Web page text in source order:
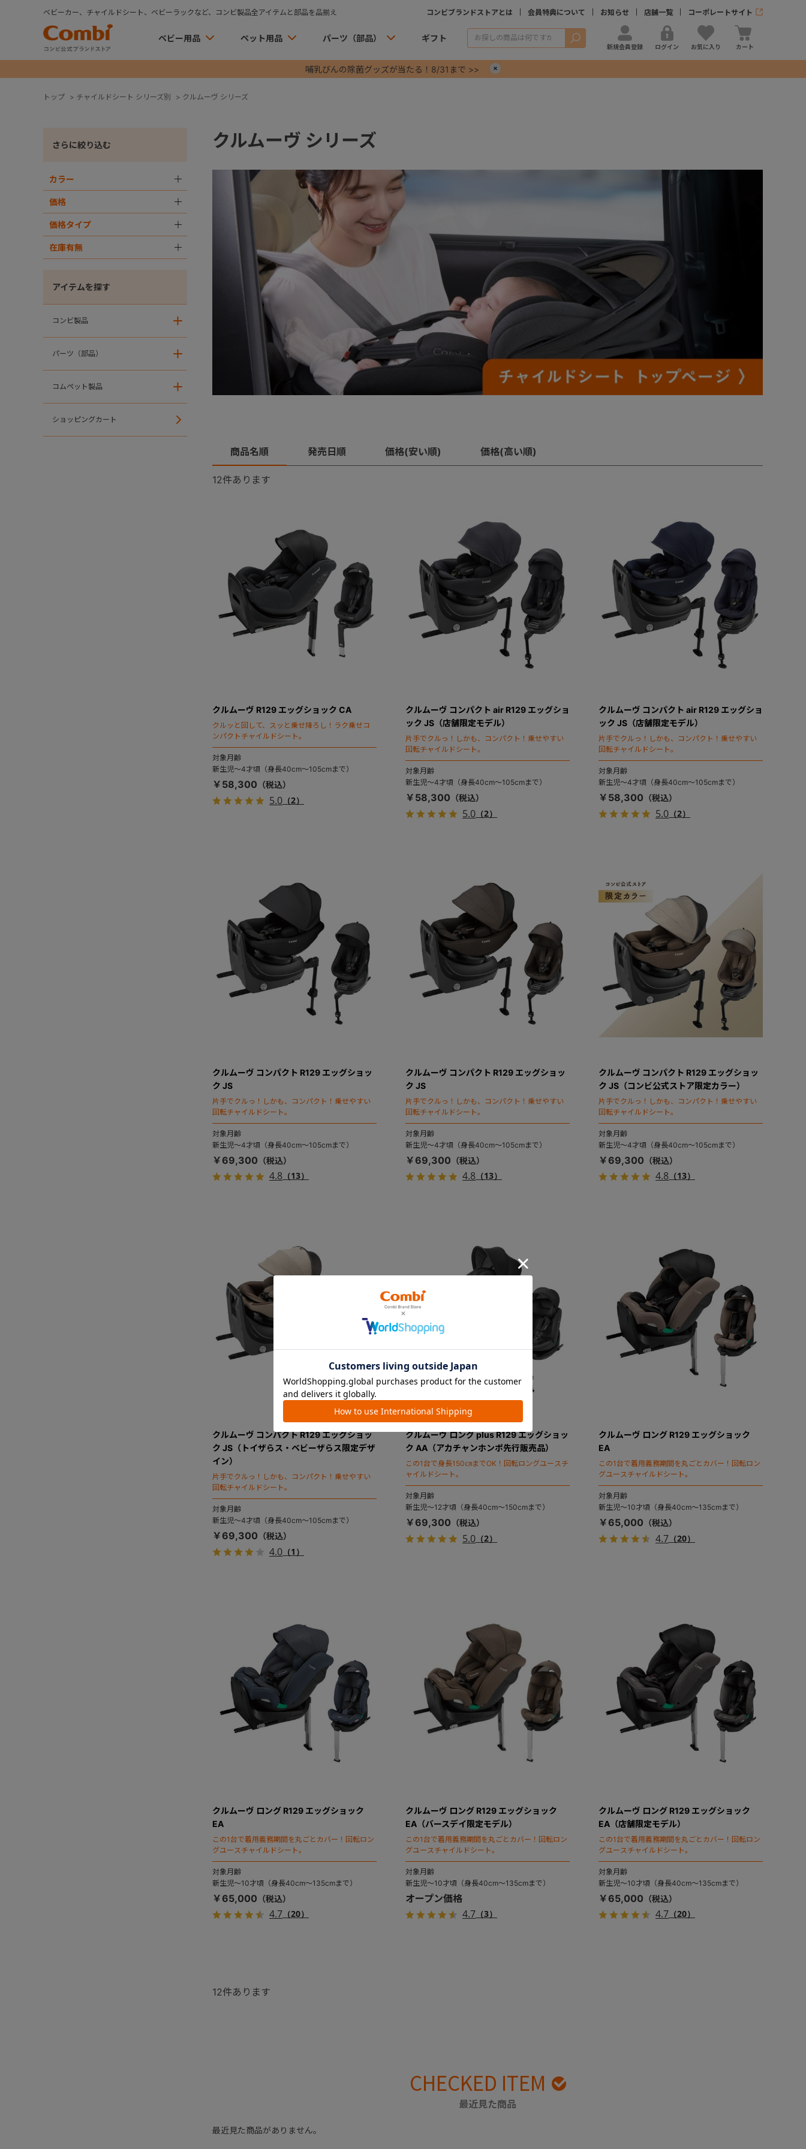
ベビーカー、チャイルドシート、ベビーラックなど、コンビ製品全アイテムと部品を品揃え コンビブランドストアとは 会員特典について お知らせ 店舗一覧 コーポレートサイト
ベビー用品 ペット用品 パーツ（部品） ギフト 検索
新規会員登録 ログイン お気に入り カート
哺乳びんの除菌グッズが当たる！8/31まで >>
トップ > チャイルドシート シリーズ別 > クルムーヴ シリーズ
さらに絞り込む
カラー
価格
価格タイプ
在庫有無
アイテムを探す
コンビ製品
パーツ（部品）
コムペット製品
ショッピングカート
クルムーヴ シリーズ
商品名順 発売日順 価格(安い順) 価格(高い順)
12件あります
クルムーヴ R129 エッグショック CA
クルッと回して、スッと乗せ降ろし！ラク乗せコ
ンパクトチャイルドシート。
対象月齢
新生児～4才頃（身長40cm～105cmまで）
￥58,300
5.0 （2）
クルムーヴ コンパクト air R129 エッグショ
ック JS（店舗限定モデル）
片手でクルっ！しかも、コンパクト！乗せやすい
回転チャイルドシート。
対象月齢
新生児～4才頃（身長40cm～105cmまで）
￥58,300
5.0（2）
クルムーヴ コンパクト air R129 エッグショ
ック JS（店舗限定モデル）
片手でクルっ！しかも、コンパクト！乗せやすい
回転チャイルドシート。
対象月齢
新生児～4才頃（身長40cm～105cmまで）
￥58,300
5.0（2）
クルムーヴ コンパクト R129 エッグショッ
ク JS
片手でクルっ！しかも、コンパクト！乗せやすい
回転チャイルドシート。
対象月齢
新生児～4才頃（身長40cm～105cmまで）
￥69,300
4.8 （13）
クルムーヴ コンパクト R129 エッグショッ
ク JS
片手でクルっ！しかも、コンパクト！乗せやすい
回転チャイルドシート。
対象月齢
新生児～4才頃（身長40cm～105cmまで）
￥69,300
4.8（13）
クルムーヴ コンパクト R129 エッグショッ
ク JS（コンビ公式ストア限定カラー）
片手でクルっ！しかも、コンパクト！乗せやすい
回転チャイルドシート。
対象月齢
新生児～4才頃（身長40cm～105cmまで）
￥69,300
4.8（13）
クルムーヴ コンパクト R129 エッグショッ
ク JS（トイザらス・ベビーザらス限定デザ
イン）
片手でクルっ！しかも、コンパクト！乗せやすい
回転チャイルドシート。
対象月齢
新生児～4才頃（身長40cm～105cmまで）
￥69,300
4.0 （1）
クルムーヴ ロング plus R129 エッグショッ
ク AA（アカチャンホンポ先行販売品）
この1台で身長150㎝までOK！回転ロングユースチ
ャイルドシート。
対象月齢
新生児～12才頃（身長40cm～150cmまで）
￥69,300
5.0（2）
クルムーヴ ロング R129 エッグショック
EA
この1台で着用義務期間を丸ごとカバー！回転ロン
グユースチャイルドシート。
対象月齢
新生児～10才頃（身長40cm～135cmまで）
￥65,000
4.7（20）
クルムーヴ ロング R129 エッグショック
EA
この1台で着用義務期間を丸ごとカバー！回転ロン
グユースチャイルドシート。
対象月齢
新生児～10才頃（身長40cm～135cmまで）
￥65,000
4.7 （20）
クルムーヴ ロング R129 エッグショック
EA（バースデイ限定モデル）
この1台で着用義務期間を丸ごとカバー！回転ロン
グユースチャイルドシート。
対象月齢
新生児～10才頃（身長40cm～135cmまで）
オープン価格
4.7（3）
クルムーヴ ロング R129 エッグショック
EA（店舗限定モデル）
この1台で着用義務期間を丸ごとカバー！回転ロン
グユースチャイルドシート。
対象月齢
新生児～10才頃（身長40cm～135cmまで）
￥65,000
4.7（20）
12件あります
CHECKED ITEM
最近見た商品
最近見た商品がありません。